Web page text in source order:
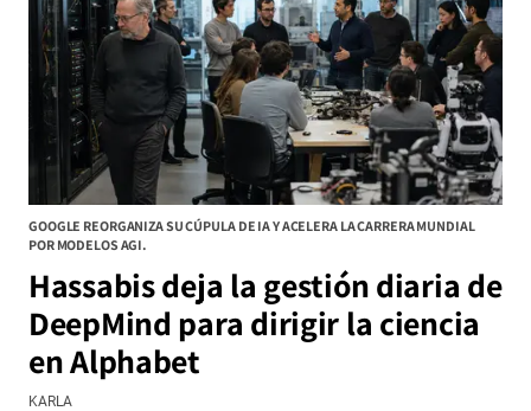
GOOGLE REORGANIZA SU CÚPULA DE IA Y ACELERA LA CARRERA MUNDIAL
POR MODELOS AGI.
Hassabis deja la gestión diaria de
DeepMind para dirigir la ciencia
en Alphabet
KARLA